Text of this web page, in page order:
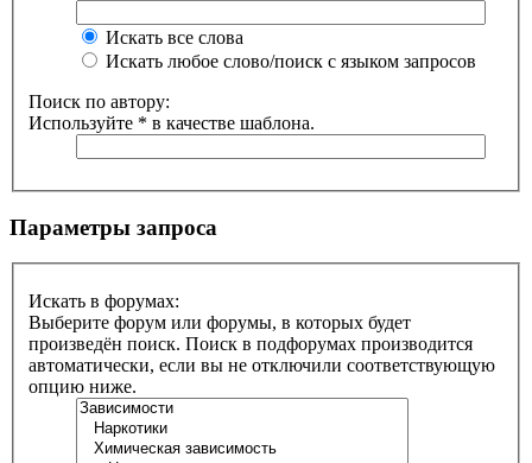
Искать все слова
Искать любое слово/поиск с языком запросов
Поиск по автору:
Используйте * в качестве шаблона.
Параметры запроса
Искать в форумах:
Выберите форум или форумы, в которых будет
произведён поиск. Поиск в подфорумах производится
автоматически, если вы не отключили соответствующую
опцию ниже.